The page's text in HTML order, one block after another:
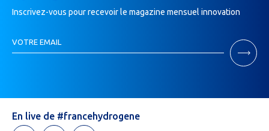
Inscrivez-vous pour recevoir le magazine mensuel innovation
Newsletter
VOTRE EMAIL
If
human,
leave
this
En live de #francehydrogene